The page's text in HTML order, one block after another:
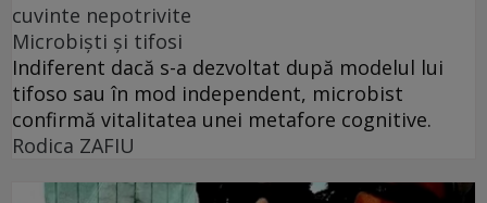
cuvinte nepotrivite
Microbiști și tifosi
Indiferent dacă s-a dezvoltat după modelul lui
tifoso sau în mod independent, microbist
confirmă vitalitatea unei metafore cognitive.
Rodica ZAFIU